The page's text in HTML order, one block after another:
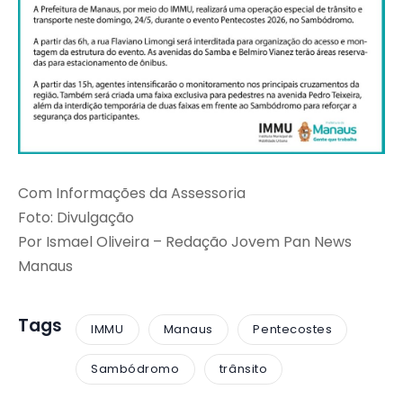
Com Informações da Assessoria
Foto: Divulgação
Por Ismael Oliveira – Redação Jovem Pan News
Manaus
Tags IMMU Manaus Pentecostes
Sambódromo trânsito